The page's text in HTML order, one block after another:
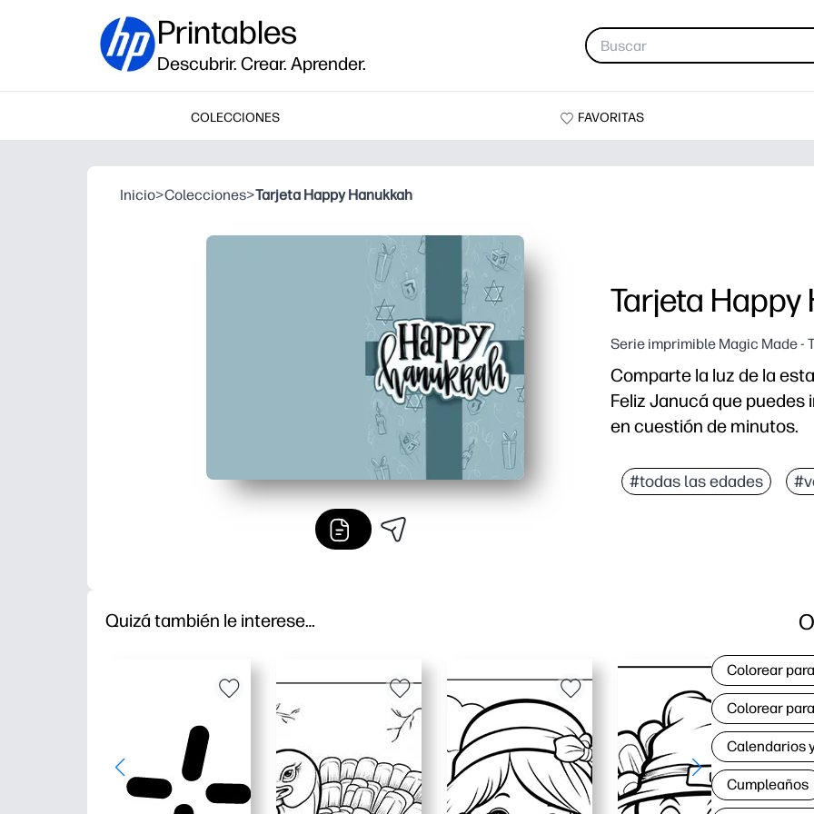
Printables
Descubrir. Crear. Aprender.
COLECCIONES FAVORITAS
Inicio>Colecciones>Tarjeta Happy Hanukkah
Tarjeta Happy
Serie imprimible Magic Made -
Comparte la luz de la
Feliz Janucá que puedes
en cuestión de minutos.
Comodidad sin
#todas las edades
Quizá también le interese…
Colorear
Colorear
Calendarios
Cumpleaños